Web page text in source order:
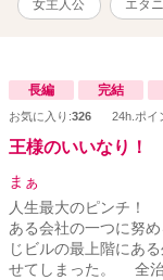
女主人公 エタ
長編 完結
お気に入り:326 24h.ポイ
王様のいいなり！
まぁ
人生最大のピンチ！
ある会社の一つに努
じビルの最上階にあ
せてしまった。 全治